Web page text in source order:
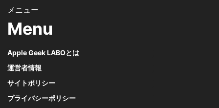
Menu
Apple Geek LABOとは
運営者情報
サイトポリシー
プライバシーポリシー